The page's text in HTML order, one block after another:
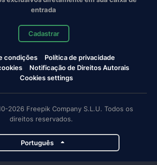
entrada
Cadastrar
condições
Política de privacidade
Notificação de Direitos Autorais
Cookies settings
2026 Freepik Company S.L.U. Todos os
direitos reservados.
Português